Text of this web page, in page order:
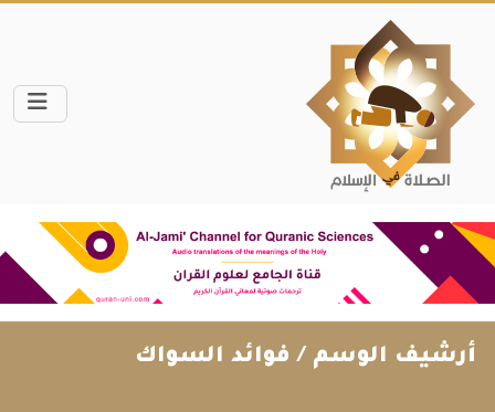
أرشيف الوسم / فوائد السواك